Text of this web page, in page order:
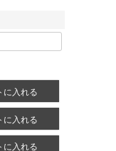
に入れる
に入れる
に入れる